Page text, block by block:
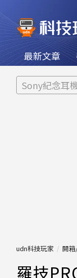
最新文章
Sony紀念耳
udn科技玩家 開
羅技